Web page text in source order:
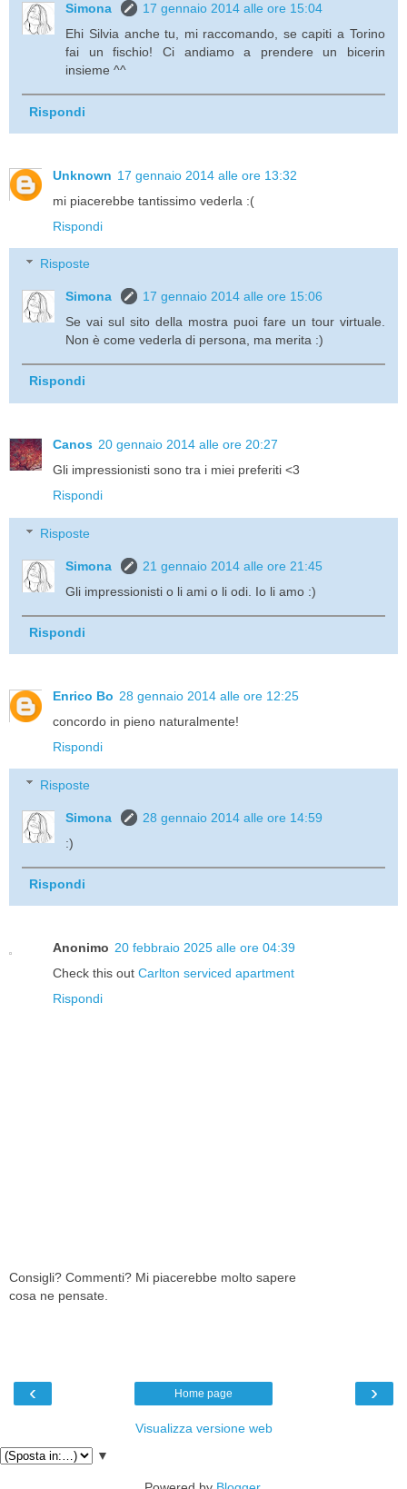
Simona
17 gennaio 2014 alle ore 15:04
Ehi Silvia anche tu, mi raccomando, se capiti a Torino
fai un fischio! Ci andiamo a prendere un bicerin
insieme ^^
Rispondi
Unknown 17 gennaio 2014 alle ore 13:32
mi piacerebbe tantissimo vederla :(
Rispondi
Risposte
Simona
17 gennaio 2014 alle ore 15:06
Se vai sul sito della mostra puoi fare un tour virtuale.
Non è come vederla di persona, ma merita :)
Rispondi
Canos 20 gennaio 2014 alle ore 20:27
Gli impressionisti sono tra i miei preferiti <3
Rispondi
Risposte
Simona
21 gennaio 2014 alle ore 21:45
Gli impressionisti o li ami o li odi. Io li amo :)
Rispondi
Enrico Bo 28 gennaio 2014 alle ore 12:25
concordo in pieno naturalmente!
Rispondi
Risposte
Simona
28 gennaio 2014 alle ore 14:59
:)
Rispondi
Anonimo 20 febbraio 2025 alle ore 04:39
Check this out Carlton serviced apartment
Rispondi
Consigli? Commenti? Mi piacerebbe molto sapere
cosa ne pensate.
‹ ›
Home page
Visualizza versione web
▼